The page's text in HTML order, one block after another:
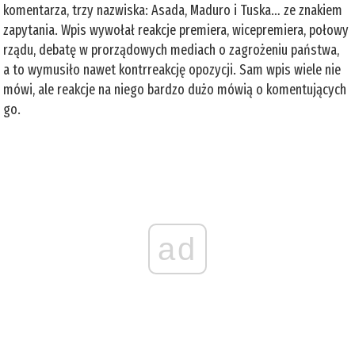
komentarza, trzy nazwiska: Asada, Maduro i Tuska… ze znakiem
zapytania. Wpis wywołał reakcje premiera, wicepremiera, połowy
rządu, debatę w prorządowych mediach o zagrożeniu państwa,
a to wymusiło nawet kontrreakcję opozycji. Sam wpis wiele nie
mówi, ale reakcje na niego bardzo dużo mówią o komentujących
go.
ad